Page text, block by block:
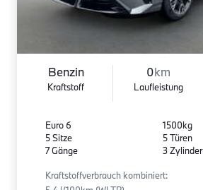
Benzin
Kraftstoff
0km
Laufleistung
Euro 6
5 Sitze
7 Gänge
1500kg
5 Türen
3 Zylinder
Kraftstoffverbrauch kombiniert: